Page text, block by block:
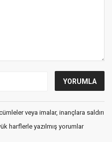
veya imalar, inançlara saldırı
harflerle yazılmış yorumlar